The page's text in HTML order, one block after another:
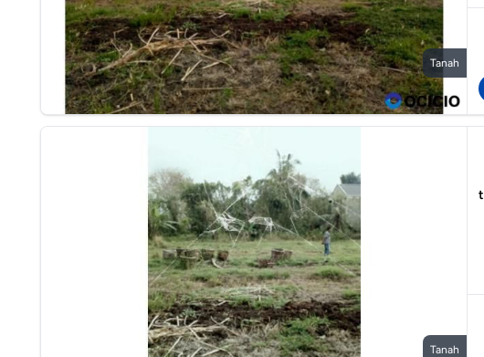
Tanah
Tanah